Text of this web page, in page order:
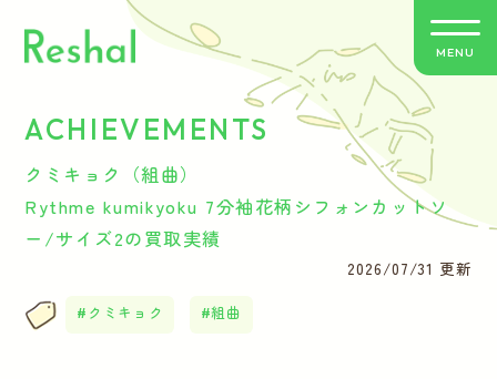
リシャールの特徴
よくあるご質問
MENU
ACHIEVEMENTS
クミキョク（組曲）
Rythme kumikyoku 7分袖花柄シフォンカットソ
ー/サイズ2の買取実績
2026/07/31 更新
クミキョク 組曲